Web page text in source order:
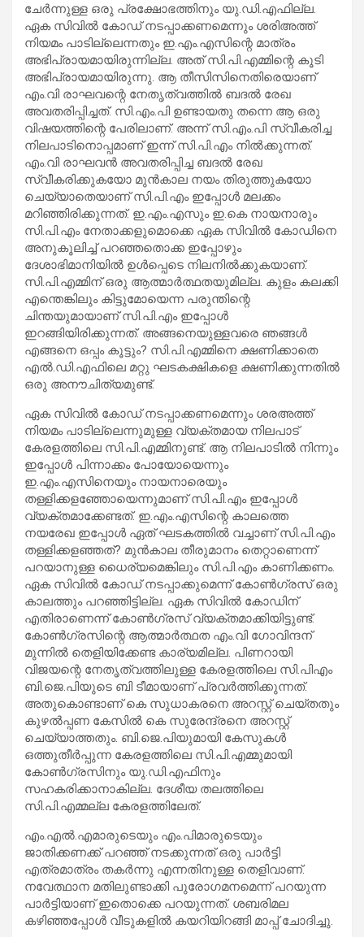
ചേര്‍ന്നുള്ള ഒരു പ്രക്ഷോഭത്തിനും യു.ഡി.എഫില്ല.
ഏക സിവില്‍ കോഡ് നടപ്പാക്കണമെന്നും ശരിഅത്ത്
നിയമം പാടില്ലെന്നതും ഇ.എം.എസിന്റെ മാത്രം
അഭിപ്രായമായിരുന്നില്ല. അത് സി.പി.എമ്മിന്റെ കൂടി
അഭിപ്രായമായിരുന്നു. ആ തീസിസിനെതിരെയാണ്
എം.വി രാഘവന്റെ നേതൃത്വത്തില്‍ ബദല്‍ രേഖ
അവതരിപ്പിച്ചത്. സി.എം.പി ഉണ്ടായതു തന്നെ ആ ഒരു
വിഷയത്തിന്റെ പേരിലാണ്. അന്ന് സി.എം.പി സ്വീകരിച്ച
നിലപാടിനൊപ്പമാണ് ഇന്ന് സി.പി.എം നില്‍ക്കുന്നത്.
എം.വി രാഘവന്‍ അവതരിപ്പിച്ച ബദല്‍ രേഖ
സ്വീകരിക്കുകയോ മുന്‍കാല നയം തിരുത്തുകയോ
ചെയ്യാതെയാണ് സി.പി.എം ഇപ്പോള്‍ മലക്കം
മറിഞ്ഞിരിക്കുന്നത്. ഇ.എം.എസും ഇ.കെ നായനാരും
സി.പി.എം നേതാക്കളുമൊക്കെ ഏക സിവില്‍ കോഡിനെ
അനുകൂലിച്ച് പറഞ്ഞതൊക്ക ഇപ്പോഴും
ദേശാഭിമാനിയില്‍ ഉള്‍പ്പെടെ നിലനില്‍ക്കുകയാണ്.
സി.പി.എമ്മിന് ഒരു ആത്മാര്‍ത്ഥതയുമില്ല. കുളം കലക്കി
എന്തെങ്കിലും കിട്ടുമോയെന്ന പരുന്തിന്റെ
ചിന്തയുമായാണ് സി.പി.എം ഇപ്പോള്‍
ഇറങ്ങിയിരിക്കുന്നത്. അങ്ങനെയുള്ളവരെ ഞങ്ങള്‍
എങ്ങനെ ഒപ്പം കൂട്ടും? സി.പി.എമ്മിനെ ക്ഷണിക്കാതെ
എല്‍.ഡി.എഫിലെ മറ്റു ഘടകക്ഷികളെ ക്ഷണിക്കുന്നതില്‍
ഒരു അനൗചിത്യമുണ്ട്.
ഏക സിവില്‍ കോഡ് നടപ്പാക്കണമെന്നും ശരഅത്ത്
നിയമം പാടില്ലെന്നുമുള്ള വ്യക്തമായ നിലപാട്
കേരളത്തിലെ സി.പി.എമ്മിനുണ്ട്. ആ നിലപാടില്‍ നിന്നും
ഇപ്പോള്‍ പിന്നാക്കം പോയോയെന്നും
ഇ.എം.എസിനെയും നായനാരെയും
തള്ളിക്കളഞ്ഞോയെന്നുമാണ് സി.പി.എം ഇപ്പോള്‍
വ്യക്തമാക്കേണ്ടത്. ഇ.എം.എസിന്റെ കാലത്തെ
നയരേഖ ഇപ്പോള്‍ ഏത് ഘടകത്തില്‍ വച്ചാണ് സി.പി.എം
തള്ളിക്കളഞ്ഞത്? മുന്‍കാല തീരുമാനം തെറ്റാണെന്ന്
പറയാനുള്ള ധൈര്യമെങ്കിലും സി.പി.എം കാണിക്കണം.
ഏക സിവില്‍ കോഡ് നടപ്പാക്കുമെന്ന് കോണ്‍ഗ്രസ് ഒരു
കാലത്തും പറഞ്ഞിട്ടില്ല. ഏക സിവില്‍ കോഡിന്
എതിരാണെന്ന് കോണ്‍ഗ്രസ് വ്യക്തമാക്കിയിട്ടുണ്ട്.
കോണ്‍ഗ്രസിന്റെ ആത്മാര്‍ത്ഥത എം.വി ഗോവിന്ദന്
മുന്നില്‍ തെളിയിക്കേണ്ട കാര്യമില്ല. പിണറായി
വിജയന്റെ നേതൃത്വത്തിലുള്ള കേരളത്തിലെ സി.പിഎം
ബി.ജെ.പിയുടെ ബി ടീമായാണ് പ്രവര്‍ത്തിക്കുന്നത്.
അതുകൊണ്ടാണ് കെ സുധാകരനെ അറസ്റ്റ് ചെയ്തതും
കുഴല്‍പ്പണ കേസില്‍ കെ സുരേന്ദ്രനെ അറസ്റ്റ്
ചെയ്യാത്തതും. ബി.ജെ.പിയുമായി കേസുകള്‍
ഒത്തുതീര്‍പ്പുന്ന കേരളത്തിലെ സി.പി.എമ്മുമായി
കോണ്‍ഗ്രസിനും യു.ഡി.എഫിനും
സഹകരിക്കാനാകില്ല. ദേശീയ തലത്തിലെ
സി.പി.എമ്മല്ല കേരളത്തിലേത്.
എം.എല്‍.എമാരുടെയും എം.പിമാരുടെയും
ജാതിക്കണക്ക് പറഞ്ഞ് നടക്കുന്നത് ഒരു പാര്‍ട്ടി
എത്രമാത്രം തകര്‍ന്നു എന്നതിനുള്ള തെളിവാണ്.
നവേത്ഥാന മതിലുണ്ടാക്കി പുരോഗമനമെന്ന് പറയുന്ന
പാര്‍ട്ടിയാണ് ഇതൊക്കെ പറയുന്നത്. ശബരിമല
കഴിഞ്ഞപ്പോള്‍ വീടുകളില്‍ കയറിയിറങ്ങി മാപ്പ് ചോദിച്ചു.